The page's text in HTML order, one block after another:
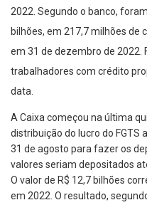
2022. Segundo o banco,
bilhões, em 217,7 milhões de
em 31 de dezembro de 2022.
trabalhadores com crédito
data.
A Caixa começou na última
distribuição do lucro do FGTS
31 de agosto para fazer os
valores seriam depositados
O valor de R$ 12,7 bilhões
em 2022. O resultado,